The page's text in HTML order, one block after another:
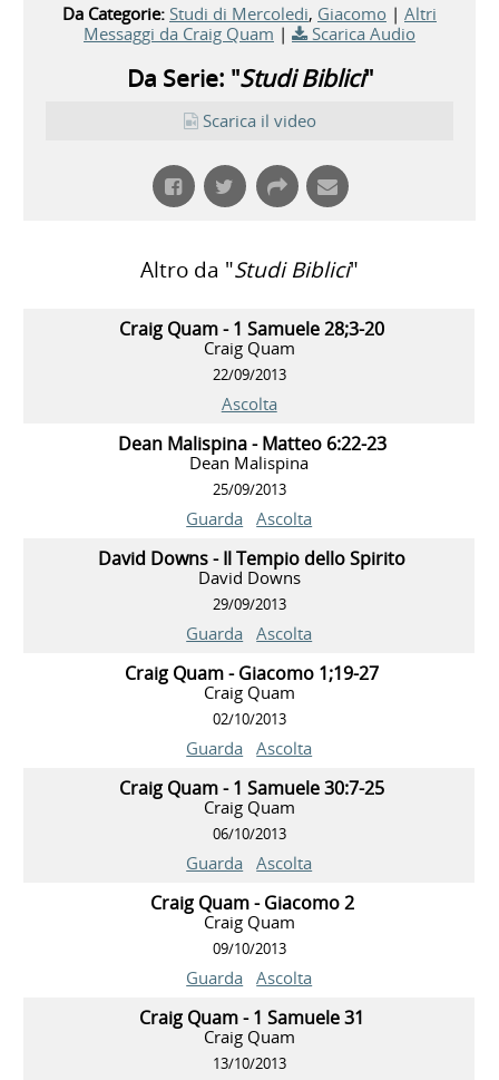
Da Categorie: Studi di Mercoledi, Giacomo | Altri
Messaggi da Craig Quam | Scarica Audio
Da Serie: "Studi Biblici"
Scarica il video
Altro da "Studi Biblici"
Craig Quam - 1 Samuele 28;3-20
Craig Quam
22/09/2013
Ascolta
Dean Malispina - Matteo 6:22-23
Dean Malispina
25/09/2013
Guarda Ascolta
David Downs - Il Tempio dello Spirito
David Downs
29/09/2013
Guarda Ascolta
Craig Quam - Giacomo 1;19-27
Craig Quam
02/10/2013
Guarda Ascolta
Craig Quam - 1 Samuele 30:7-25
Craig Quam
06/10/2013
Guarda Ascolta
Craig Quam - Giacomo 2
Craig Quam
09/10/2013
Guarda Ascolta
Craig Quam - 1 Samuele 31
Craig Quam
13/10/2013